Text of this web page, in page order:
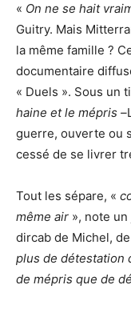
« On ne se hait
Guitry. Mais
la même famille ?
documentaire
« Duels ». Sous un
haine et le mépris –
guerre, ouverte ou
cessé de se livrer
Tout les sépare, «
même air », note
dircab de Michel,
plus de détestation
de mépris que de